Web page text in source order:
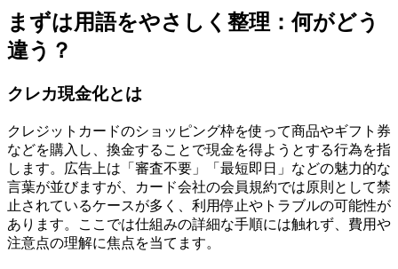
まずは用語をやさしく整理：何がどう
違う？
クレカ現金化とは
クレジットカードのショッピング枠を使って商品やギフト券
などを購入し、換金することで現金を得ようとする行為を指
します。広告上は「審査不要」「最短即日」などの魅力的な
言葉が並びますが、カード会社の会員規約では原則として禁
止されているケースが多く、利用停止やトラブルの可能性が
あります。ここでは仕組みの詳細な手順には触れず、費用や
注意点の理解に焦点を当てます。